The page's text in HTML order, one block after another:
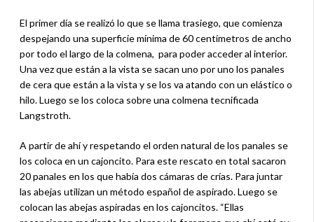
El primer día se realizó lo que se llama trasiego, que comienza
despejando una superficie mínima de 60 centímetros de ancho
por todo el largo de la colmena, para poder acceder al interior.
Una vez que están a la vista se sacan uno por uno los panales
de cera que están a la vista y se los va atando con un elástico o
hilo. Luego se los coloca sobre una colmena tecnificada
Langstroth.
A partir de ahí y respetando el orden natural de los panales se
los coloca en un cajoncito. Para este rescato en total sacaron
20 panales en los que había dos cámaras de crías. Para juntar
las abejas utilizan un método español de aspirado. Luego se
colocan las abejas aspiradas en los cajoncitos. “Ellas